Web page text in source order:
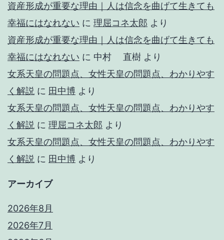
資産形成が重要な理由｜人は信念を曲げて生きても
幸福にはなれない に 理屈コネ太郎 より
資産形成が重要な理由｜人は信念を曲げて生きても
幸福にはなれない に 中村 直樹 より
女系天皇の問題点、女性天皇の問題点、わかりやす
く解説 に 田中博 より
女系天皇の問題点、女性天皇の問題点、わかりやす
く解説 に 理屈コネ太郎 より
女系天皇の問題点、女性天皇の問題点、わかりやす
く解説 に 田中博 より
アーカイブ
2026年8月
2026年7月